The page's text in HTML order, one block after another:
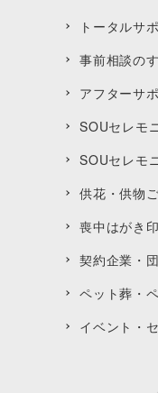
トータルサ
事前相談の
アフターサ
SOUセレモ
SOUセレモ
供花・供物
喪中はがき
契約企業・
ペット葬・
イベント・